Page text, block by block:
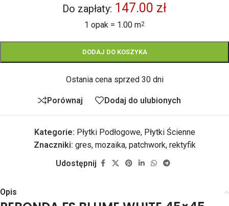
Do zapłaty: 147.00 zł
1 opak = 1.00 m2
DODAJ DO KOSZYKA
Ostania cena sprzed 30 dni
Porównaj Dodaj do ulubionych
Kategorie: Płytki Podłogowe, Płytki Ścienne
Znaczniki: gres, mozaika, patchwork, rektyfik
Udostępnij
Opis